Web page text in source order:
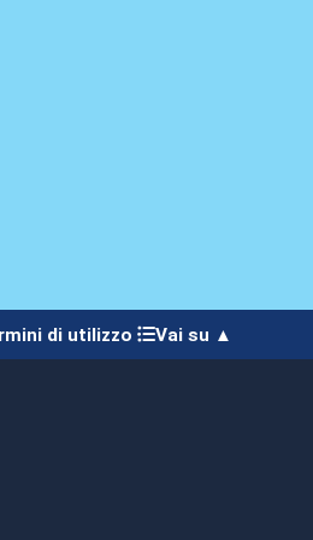
di utilizzo Vai su ▲